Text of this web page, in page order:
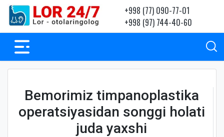
+998 (77) 090-77-01
+998 (97) 744-40-60
Bemorimiz timpanoplastika
operatsiyasidan songgi holati
juda yaxshi